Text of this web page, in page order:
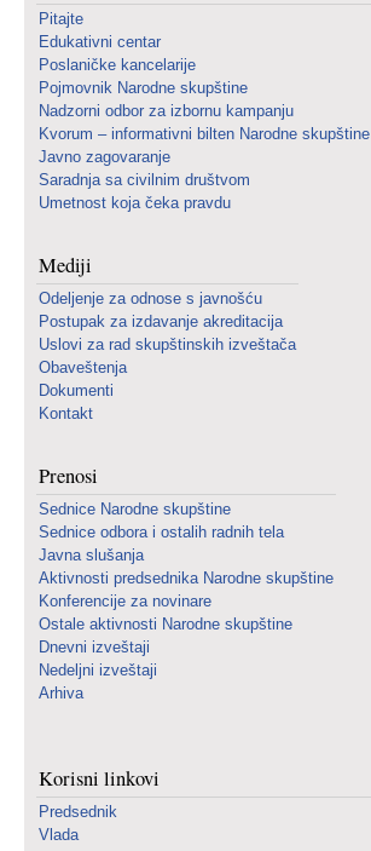
Pitajte
Edukativni centar
Poslaničke kancelarije
Pojmovnik Narodne skupštine
Nadzorni odbor za izbornu kampanju
Kvorum – informativni bilten Narodne skupštine
Javno zagovaranje
Saradnja sa civilnim društvom
Umetnost koja čeka pravdu
Mediji
Odeljenje za odnose s javnošću
Postupak za izdavanje akreditacija
Uslovi za rad skupštinskih izveštača
Obaveštenja
Dokumenti
Kontakt
Prenosi
Sednice Narodne skupštine
Sednice odbora i ostalih radnih tela
Javna slušanja
Aktivnosti predsednika Narodne skupštine
Konferencije za novinare
Ostale aktivnosti Narodne skupštine
Dnevni izveštaji
Nedeljni izveštaji
Arhiva
Korisni linkovi
Predsednik
Vlada